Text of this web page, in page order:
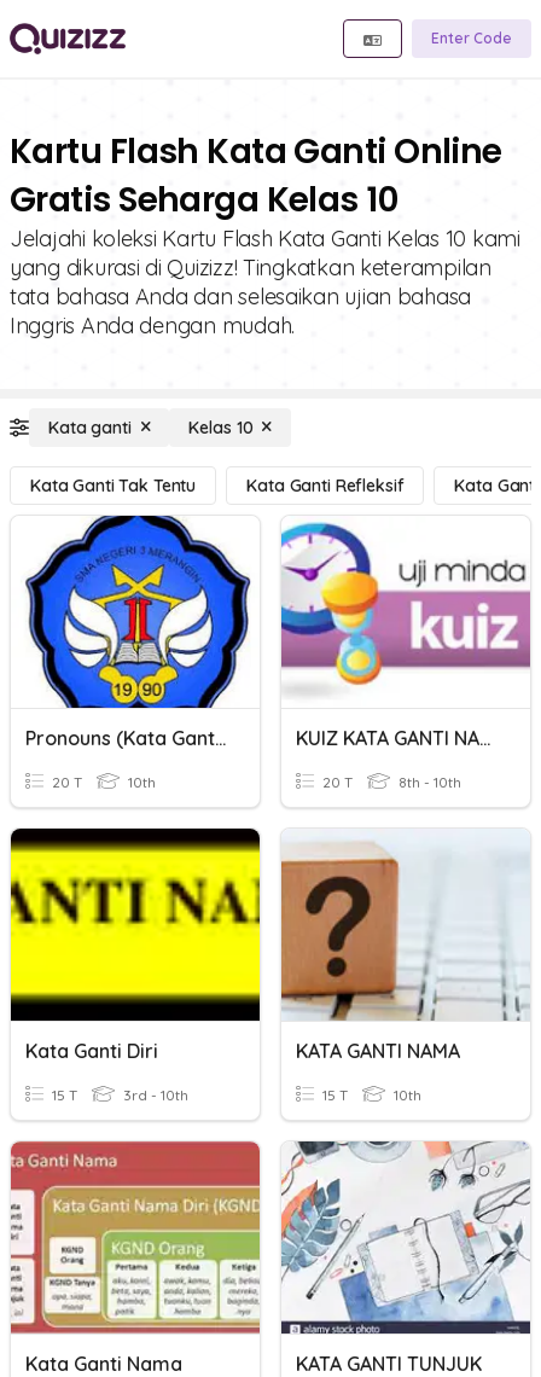
Enter Code
Kartu Flash Kata Ganti Online
Gratis Seharga Kelas 10
Jelajahi koleksi Kartu Flash Kata Ganti Kelas 10 kami
yang dikurasi di Quizizz! Tingkatkan keterampilan
tata bahasa Anda dan selesaikan ujian bahasa
Inggris Anda dengan mudah.
Kata ganti Kelas 10
Kata Ganti Tak Tentu Kata Ganti Refleksif Kata
Pronouns (Kata Ganti)
20 T 10th
KUIZ KATA GANTI NAMA
20 T 8th - 10th
Kata Ganti Diri
15 T 3rd - 10th
KATA GANTI NAMA
15 T 10th
Kata Ganti Nama KATA GANTI TUNJUK